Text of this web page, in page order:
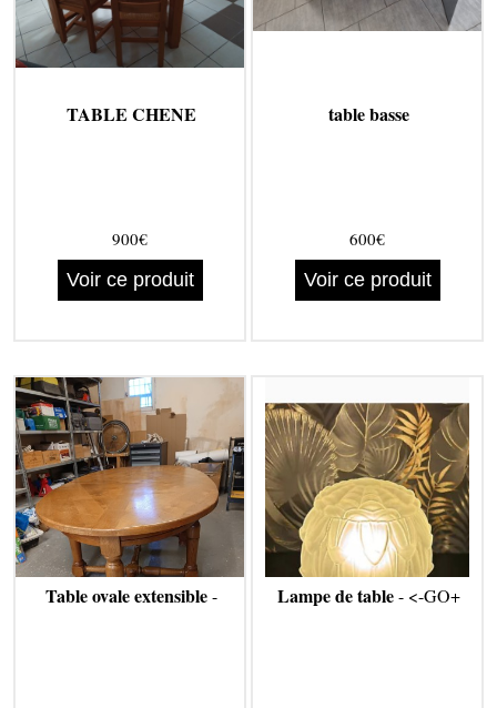
TABLE CHENE
900€
Voir ce produit
table basse
600€
Voir ce produit
Table ovale extensible- Lampe de table- <-GO+